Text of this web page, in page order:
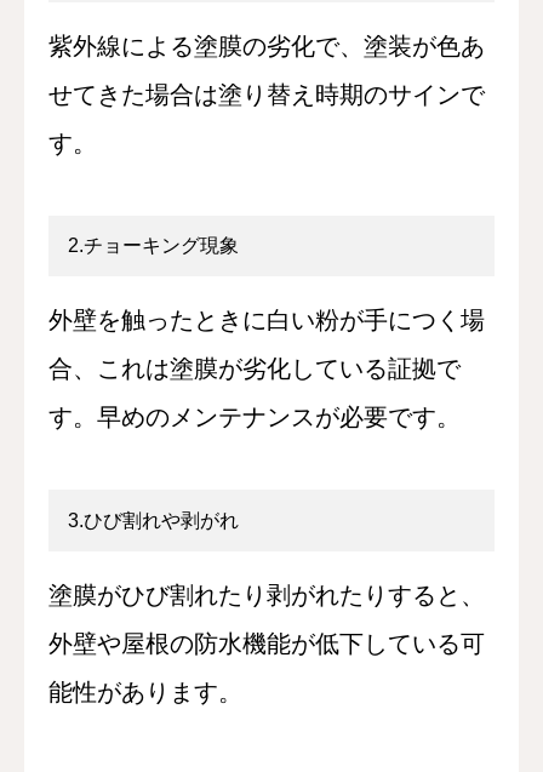
紫外線による塗膜の劣化で、塗装が色あ
せてきた場合は塗り替え時期のサインで
す。
2.チョーキング現象
外壁を触ったときに白い粉が手につく場
合、これは塗膜が劣化している証拠で
す。早めのメンテナンスが必要です。
3.ひび割れや剥がれ
塗膜がひび割れたり剥がれたりすると、
外壁や屋根の防水機能が低下している可
能性があります。